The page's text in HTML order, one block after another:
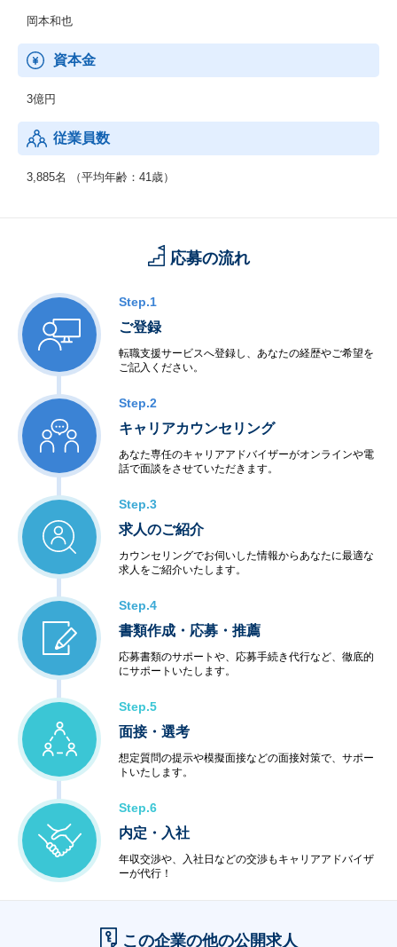
岡本和也
資本金
3億円
従業員数
3,885名 （平均年齢：41歳）
応募の流れ
Step.1
ご登録
転職支援サービスへ登録し、あなたの経歴やご希望を
ご記入ください。
Step.2
キャリアカウンセリング
あなた専任のキャリアアドバイザーがオンラインや電
話で面談をさせていただきます。
Step.3
求人のご紹介
カウンセリングでお伺いした情報からあなたに最適な
求人をご紹介いたします。
Step.4
書類作成・応募・推薦
応募書類のサポートや、応募手続き代行など、徹底的
にサポートいたします。
Step.5
面接・選考
想定質問の提示や模擬面接などの面接対策で、サポー
トいたします。
Step.6
内定・入社
年収交渉や、入社日などの交渉もキャリアアドバイザ
ーが代行！
この企業の他の公開求人